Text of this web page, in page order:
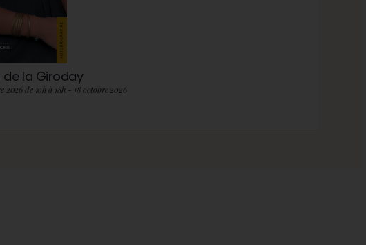
de la Giroday
2026 de 10h à 18h - 18 octobre 2026